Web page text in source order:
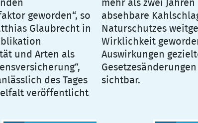
geworden“, so
Glaubrecht in
und Arten als
des Tages
veröffentlicht
mehr als zwei
absehbare
Naturschutzes
Wirklichkeit
Auswirkungen
sichtbar.